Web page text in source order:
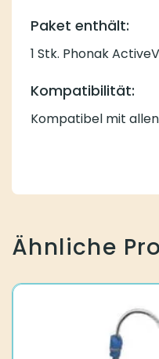
Paket enthält:
1 Stk. Phonak
Kompatibilität:
Kompatibel mit
Ähnliche